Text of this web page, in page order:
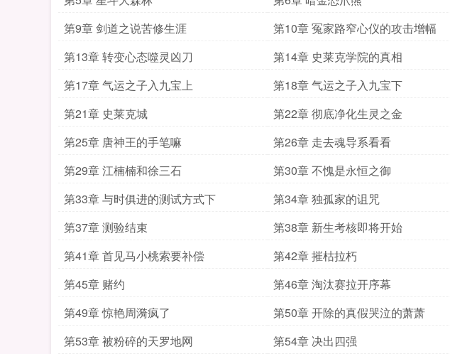
第9章 剑道之说苦修生涯
第10章 冤家路窄心仪的攻击增幅
第13章 转变心态噬灵凶刀
第14章 史莱克学院的真相
第17章 气运之子入九宝上
第18章 气运之子入九宝下
第21章 史莱克城
第22章 彻底净化生灵之金
第25章 唐神王的手笔嘛
第26章 走去魂导系看看
第29章 江楠楠和徐三石
第30章 不愧是永恒之御
第33章 与时俱进的测试方式下
第34章 独孤家的诅咒
第37章 测验结束
第38章 新生考核即将开始
第41章 首见马小桃索要补偿
第42章 摧枯拉朽
第45章 赌约
第46章 淘汰赛拉开序幕
第49章 惊艳周漪疯了
第50章 开除的真假哭泣的萧萧
第53章 被粉碎的天罗地网
第54章 决出四强